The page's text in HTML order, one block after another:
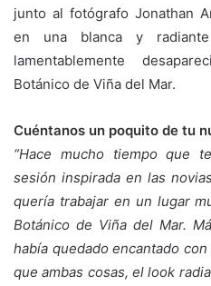
junto al fotógrafo Jonathan
en una blanca y
lamentablemente
Botánico de Viña del Mar.
Cuéntanos un poquito de tu
“Hace mucho tiempo que
sesión inspirada en las
quería trabajar en un lugar
Botánico de Viña del Mar.
había quedado encantado
que ambas cosas, el look